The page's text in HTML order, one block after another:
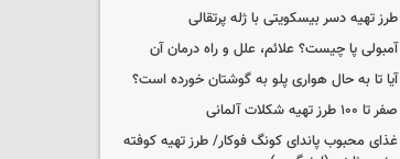
طرز تهیه دسر بیسکویتی با ژله پرتقالی
آمبولی پا چیست؟ علائم، علل و راه درمان آن
آیا تا به حال هواری پلو به گوشتان خورده است؟
صفر تا ۱۰۰ طرز تهیه شکلات آلمانی
غذای محبوب پاندای کونگ فوکار/ طرز تهیه کوفته